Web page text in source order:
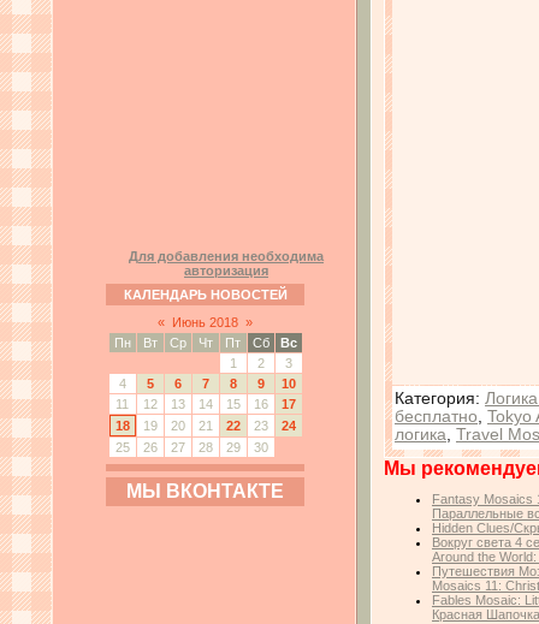
Для добавления необходима
авторизация
КАЛЕНДАРЬ НОВОСТЕЙ
«
Июнь 2018 »
Пн
Вт Ср Чт Пт Сб
Вс
1
2
3
4
5 6 7 8 9
10
11
12 13 14 15 16
17
18
19 20 21 22 23
24
25
26 27 28 29 30
МЫ ВКОНТАКТЕ
Категория:
бесплатно Tokyo
логика Travel
Мы
Fantasy Mosaics
Параллельные
Hidden Clues/
Вокруг света 4
Around the
Путешествия
Mosaics 11:
Fables Mosaic:
Красная Шапочка